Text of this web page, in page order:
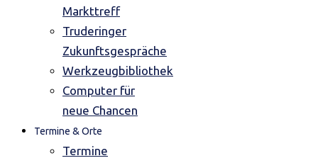
Markttreff
Truderinger
Zukunftsgespräche
Werkzeugbibliothek
Computer für
neue Chancen
Termine & Orte
Termine